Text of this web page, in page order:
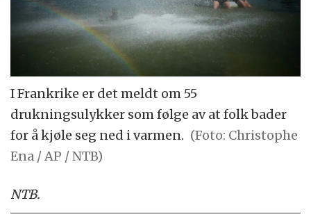
I Frankrike er det meldt om 55
drukningsulykker som følge av at folk bader
for å kjøle seg ned i varmen. (Foto: Christophe
Ena / AP / NTB)
NTB.